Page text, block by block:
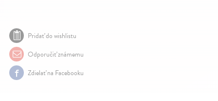
Pridať do wishlistu
Odporučiť známemu
Zdielať na Facebooku